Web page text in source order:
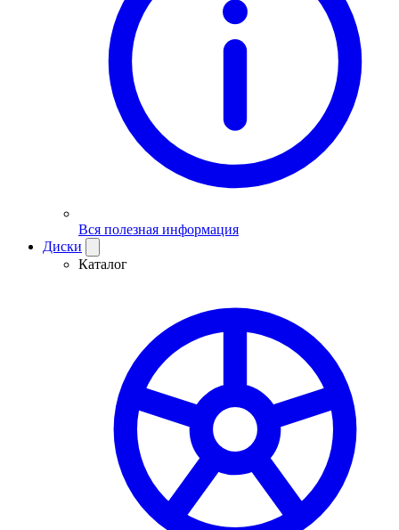
Вся полезная информация
Диски
Каталог